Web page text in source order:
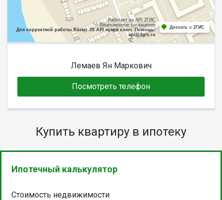
Работает на API 2ГИС
Лицензионное соглашение
Для корректной работы Raster JS API нужен ключ. Помощь:
api@2gis.ru
Доехать с 2ГИС
Лемаев Ян Маркович
Посмотреть телефон
Купить квартиру в ипотеку
Ипотечный калькулятор
Стоимость недвижимости